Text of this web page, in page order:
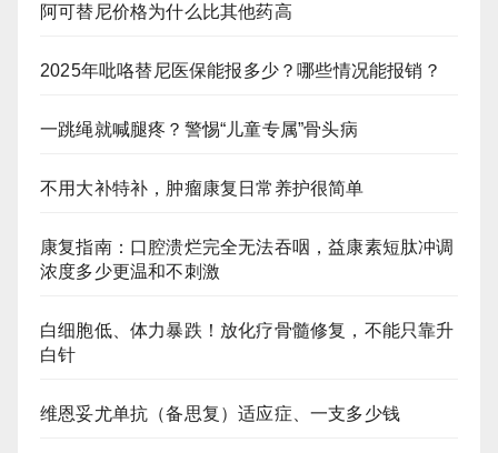
阿可替尼价格为什么比其他药高
2025年吡咯替尼医保能报多少？哪些情况能报销？
一跳绳就喊腿疼？警惕“儿童专属”骨头病
不用大补特补，肿瘤康复日常养护很简单
康复指南：口腔溃烂完全无法吞咽，益康素短肽冲调
浓度多少更温和不刺激
白细胞低、体力暴跌！放化疗骨髓修复，不能只靠升
白针
维恩妥尤单抗（备思复）适应症、一支多少钱